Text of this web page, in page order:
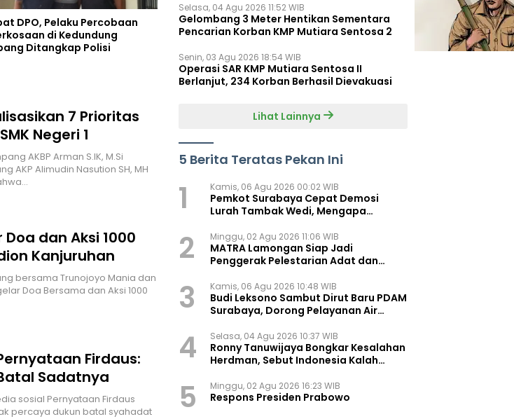
DPO, Pelaku Percobaan
di Kedundung
Ditangkap Polisi
7 Prioritas
Negeri 1
AKBP Arman S.IK, M.Si
AKP Alimudin Nasution SH, MH
dan Aksi 1000
Kanjuruhan
bersama Trunojoyo Mania dan
Doa Bersama dan Aksi 1000
Firdaus:
Sadatnya
sosial Pernyataan Firdaus
percaya dukun batal syahadat
Selasa, 04 Agu 2026 11:52 WIB
Gelombang 3 Meter Hentikan Sementara
Pencarian Korban KMP Mutiara Sentosa 2
Senin, 03 Agu 2026 18:54 WIB
Operasi SAR KMP Mutiara Sentosa II
Berlanjut, 234 Korban Berhasil Dievakuasi
Lihat Lainnya
5 Berita Teratas Pekan Ini
1 Kamis, 06 Agu 2026 00:02 WIB
Pemkot Surabaya Cepat Demosi
Lurah Tambak Wedi, Mengapa
2 Minggu, 02 Agu 2026 11:06 WIB
MATRA Lamongan Siap Jadi
Penggerak Pelestarian Adat dan
3 Kamis, 06 Agu 2026 10:48 WIB
Budi Leksono Sambut Dirut Baru PDAM
Surabaya, Dorong Pelayanan Air
4 Selasa, 04 Agu 2026 10:37 WIB
Ronny Tanuwijaya Bongkar Kesalahan
Herdman, Sebut Indonesia Kalah
5 Minggu, 02 Agu 2026 16:23 WIB
Respons Presiden Prabowo